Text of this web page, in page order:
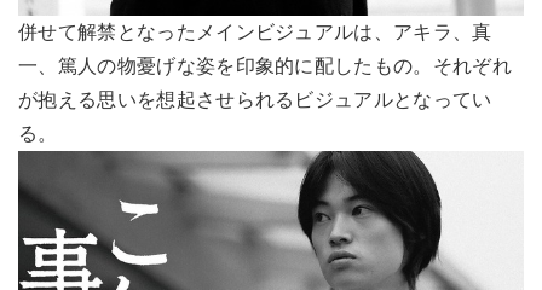
併せて解禁となったメインビジュアルは、アキラ、真
一、篤人の物憂げな姿を印象的に配したもの。それぞれ
が抱える思いを想起させられるビジュアルとなってい
る。